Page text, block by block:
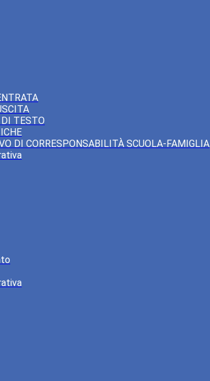
TESTO
DI CORRESPONSABILITÀ SCUOLA-FAMIGLIA